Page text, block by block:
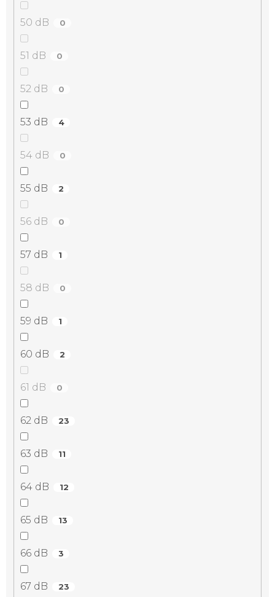
50 dB 0
51 dB 0
52 dB 0
53 dB 4
54 dB 0
55 dB 2
56 dB 0
57 dB 1
58 dB 0
59 dB 1
60 dB 2
61 dB 0
62 dB 23
63 dB 11
64 dB 12
65 dB 13
66 dB 3
67 dB 23